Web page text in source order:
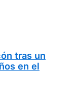
tras un
en el